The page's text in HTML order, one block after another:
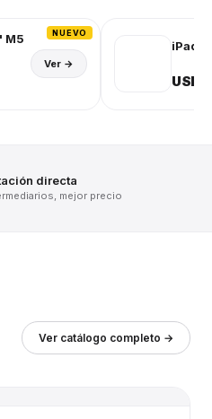
NUEVO
M5
Ver →
iPad
USD
directa
mejor precio
Ver catálogo completo →